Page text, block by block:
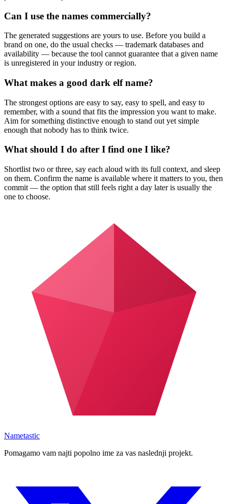
Can I use the names commercially?
The generated suggestions are yours to use. Before you build a
brand on one, do the usual checks — trademark databases and
availability — because the tool cannot guarantee that a given name
is unregistered in your industry or region.
What makes a good dark elf name?
The strongest options are easy to say, easy to spell, and easy to
remember, with a sound that fits the impression you want to make.
Aim for something distinctive enough to stand out yet simple
enough that nobody has to think twice.
What should I do after I find one I like?
Shortlist two or three, say each aloud with its full context, and sleep
on them. Confirm the name is available where it matters to you, then
commit — the option that still feels right a day later is usually the
one to choose.
Nametastic
Pomagamo vam najti popolno ime za vas naslednji projekt.